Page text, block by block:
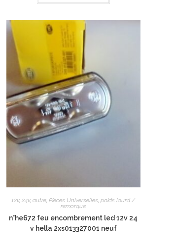
12v,24v,autre,Pièces Universelles,poids lourd /
remorque
n°he672 feu encombrement led 12v 24
v hella 2xs013327001 neuf